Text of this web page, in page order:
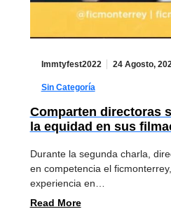
Immtyfest2022 24 Agosto,
Sin Categoría
Comparten directoras
la equidad en sus
Durante la segunda charla,
en competencia el
experiencia en…
Read More